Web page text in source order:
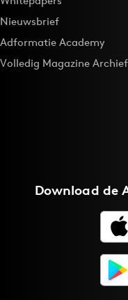
Nieuwsbrief
Adformatie Academy
Volledig Magazine Archief
Download de